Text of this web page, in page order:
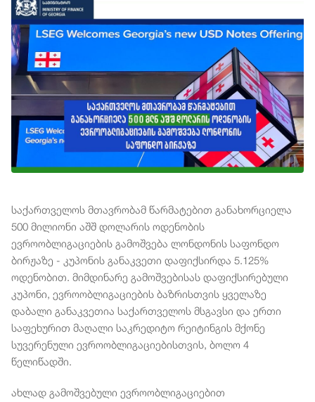
საქართველოს მთავრობამ წარმატებით განახორციელა
500 მილიონი აშშ დოლარის ოდენობის
ევროობლიგაციების გამოშვება ლონდონის საფონდო
ბირჟაზე - კუპონის განაკვეთი დაფიქსირდა 5.125%
ოდენობით. მიმდინარე გამოშვებისას დაფიქსირებული
კუპონი, ევროობლიგაციების ბაზრისთვის ყველაზე
დაბალი განაკვეთია საქართველოს მსგავსი და ერთი
საფეხურით მაღალი საკრედიტო რეიტინგის მქონე
სუვერენული ევროობლიგაციებისთვის, ბოლო 4
წელიწადში.
ახლად გამოშვებული ევროობლიგაციებით